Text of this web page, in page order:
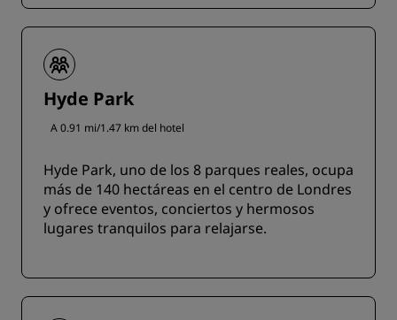
Hyde Park
A 0.91 mi/1.47 km del hotel
Hyde Park, uno de los 8 parques reales, ocupa
más de 140 hectáreas en el centro de Londres
y ofrece eventos, conciertos y hermosos
lugares tranquilos para relajarse.